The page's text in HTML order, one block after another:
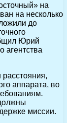
на
на несколько
до
Юрий
агентства
аппарата, во
миссии.